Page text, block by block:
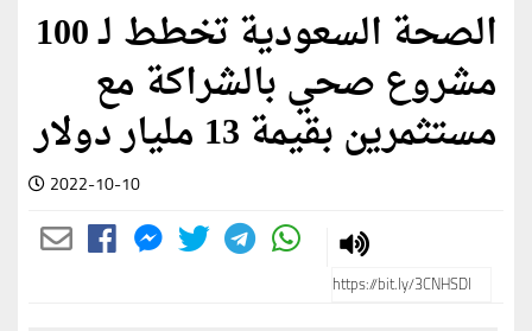
الصحة السعودية تخطط لـ 100
مشروع صحي بالشراكة مع
مستثمرين بقيمة 13 مليار دولار
2022-10-10